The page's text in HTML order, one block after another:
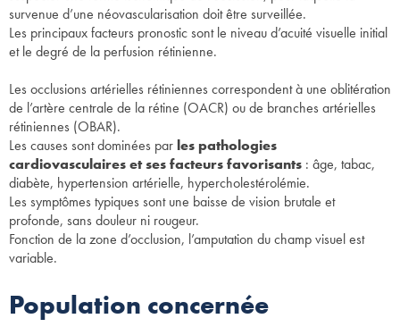
survenue d’une néovascularisation doit être surveillée.
Les principaux facteurs pronostic sont le niveau d’acuité visuelle initial
et le degré de la perfusion rétinienne.
Les occlusions artérielles rétiniennes correspondent à une oblitération
de l’artère centrale de la rétine (OACR) ou de branches artérielles
rétiniennes (OBAR).
Les causes sont dominées parles pathologies
cardiovasculaires et ses facteurs favorisants : âge, tabac,
diabète, hypertension artérielle, hypercholestérolémie.
Les symptômes typiques sont une baisse de vision brutale et
profonde, sans douleur ni rougeur.
Fonction de la zone d’occlusion, l’amputation du champ visuel est
variable.
Population concernée